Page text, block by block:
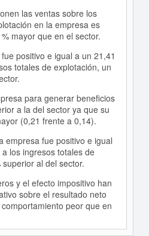
las ventas sobre los
en la empresa es
mayor que en el sector.
positivo e igual a un 21,41
totales de explotación, un
para generar beneficios
a la del sector ya que su
(0,21 frente a 0,14).
empresa fue positivo e igual
los ingresos totales de
al del sector.
y el efecto impositivo han
sobre el resultado neto
peor que en